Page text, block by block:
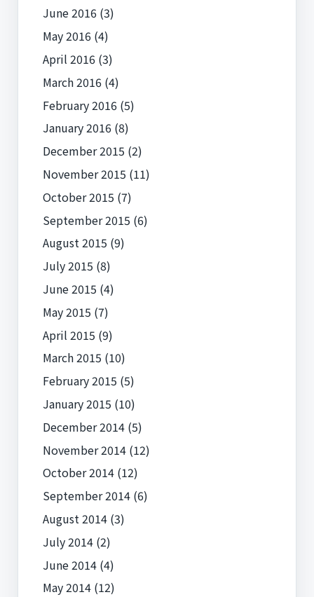
June 2016(3)
May 2016(4)
April 2016(3)
March 2016(4)
February 2016(5)
January 2016(8)
December 2015 (2)
November 2015 (11)
October 2015 (7)
September 2015 (6)
August 2015 (9)
July 2015 (8)
June 2015 (4)
May 2015 (7)
April 2015 (9)
March 2015 (10)
February 2015 (5)
January 2015 (10)
December 2014(5)
November 2014(12)
October 2014(12)
September 2014(6)
August 2014(3)
July 2014(2)
June 2014(4)
May 2014(12)